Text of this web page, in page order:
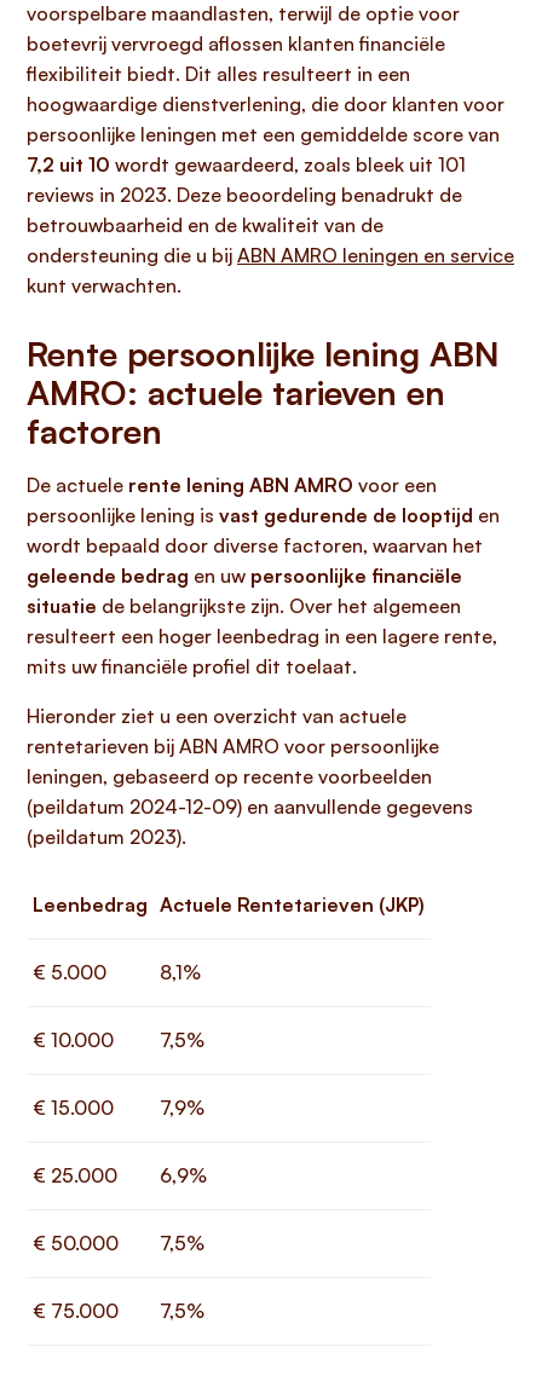
voorspelbare maandlasten, terwijl de optie voor
boetevrij vervroegd aflossen klanten financiële
flexibiliteit biedt. Dit alles resulteert in een
hoogwaardige dienstverlening, die door klanten voor
persoonlijke leningen met een gemiddelde score van
7,2 uit 10 wordt gewaardeerd, zoals bleek uit 101
reviews in 2023. Deze beoordeling benadrukt de
betrouwbaarheid en de kwaliteit van de
ondersteuning die u bij ABN AMRO leningen en service
kunt verwachten.
Rente persoonlijke lening ABN
AMRO: actuele tarieven en
factoren
De actuele rente lening ABN AMRO voor een
persoonlijke lening is vast gedurende de looptijd en
wordt bepaald door diverse factoren, waarvan het
geleende bedrag en uw persoonlijke financiële
situatie de belangrijkste zijn. Over het algemeen
resulteert een hoger leenbedrag in een lagere rente,
mits uw financiële profiel dit toelaat.
Hieronder ziet u een overzicht van actuele
rentetarieven bij ABN AMRO voor persoonlijke
leningen, gebaseerd op recente voorbeelden
(peildatum 2024-12-09) en aanvullende gegevens
(peildatum 2023).
Leenbedrag Actuele Rentetarieven (JKP)
€ 5.000 8,1%
€ 10.000 7,5%
€ 15.000 7,9%
€ 25.000 6,9%
€ 50.000 7,5%
€ 75.000 7,5%